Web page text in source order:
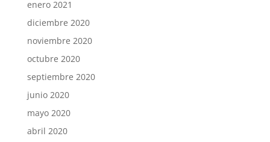
enero 2021
diciembre 2020
noviembre 2020
octubre 2020
septiembre 2020
junio 2020
mayo 2020
abril 2020